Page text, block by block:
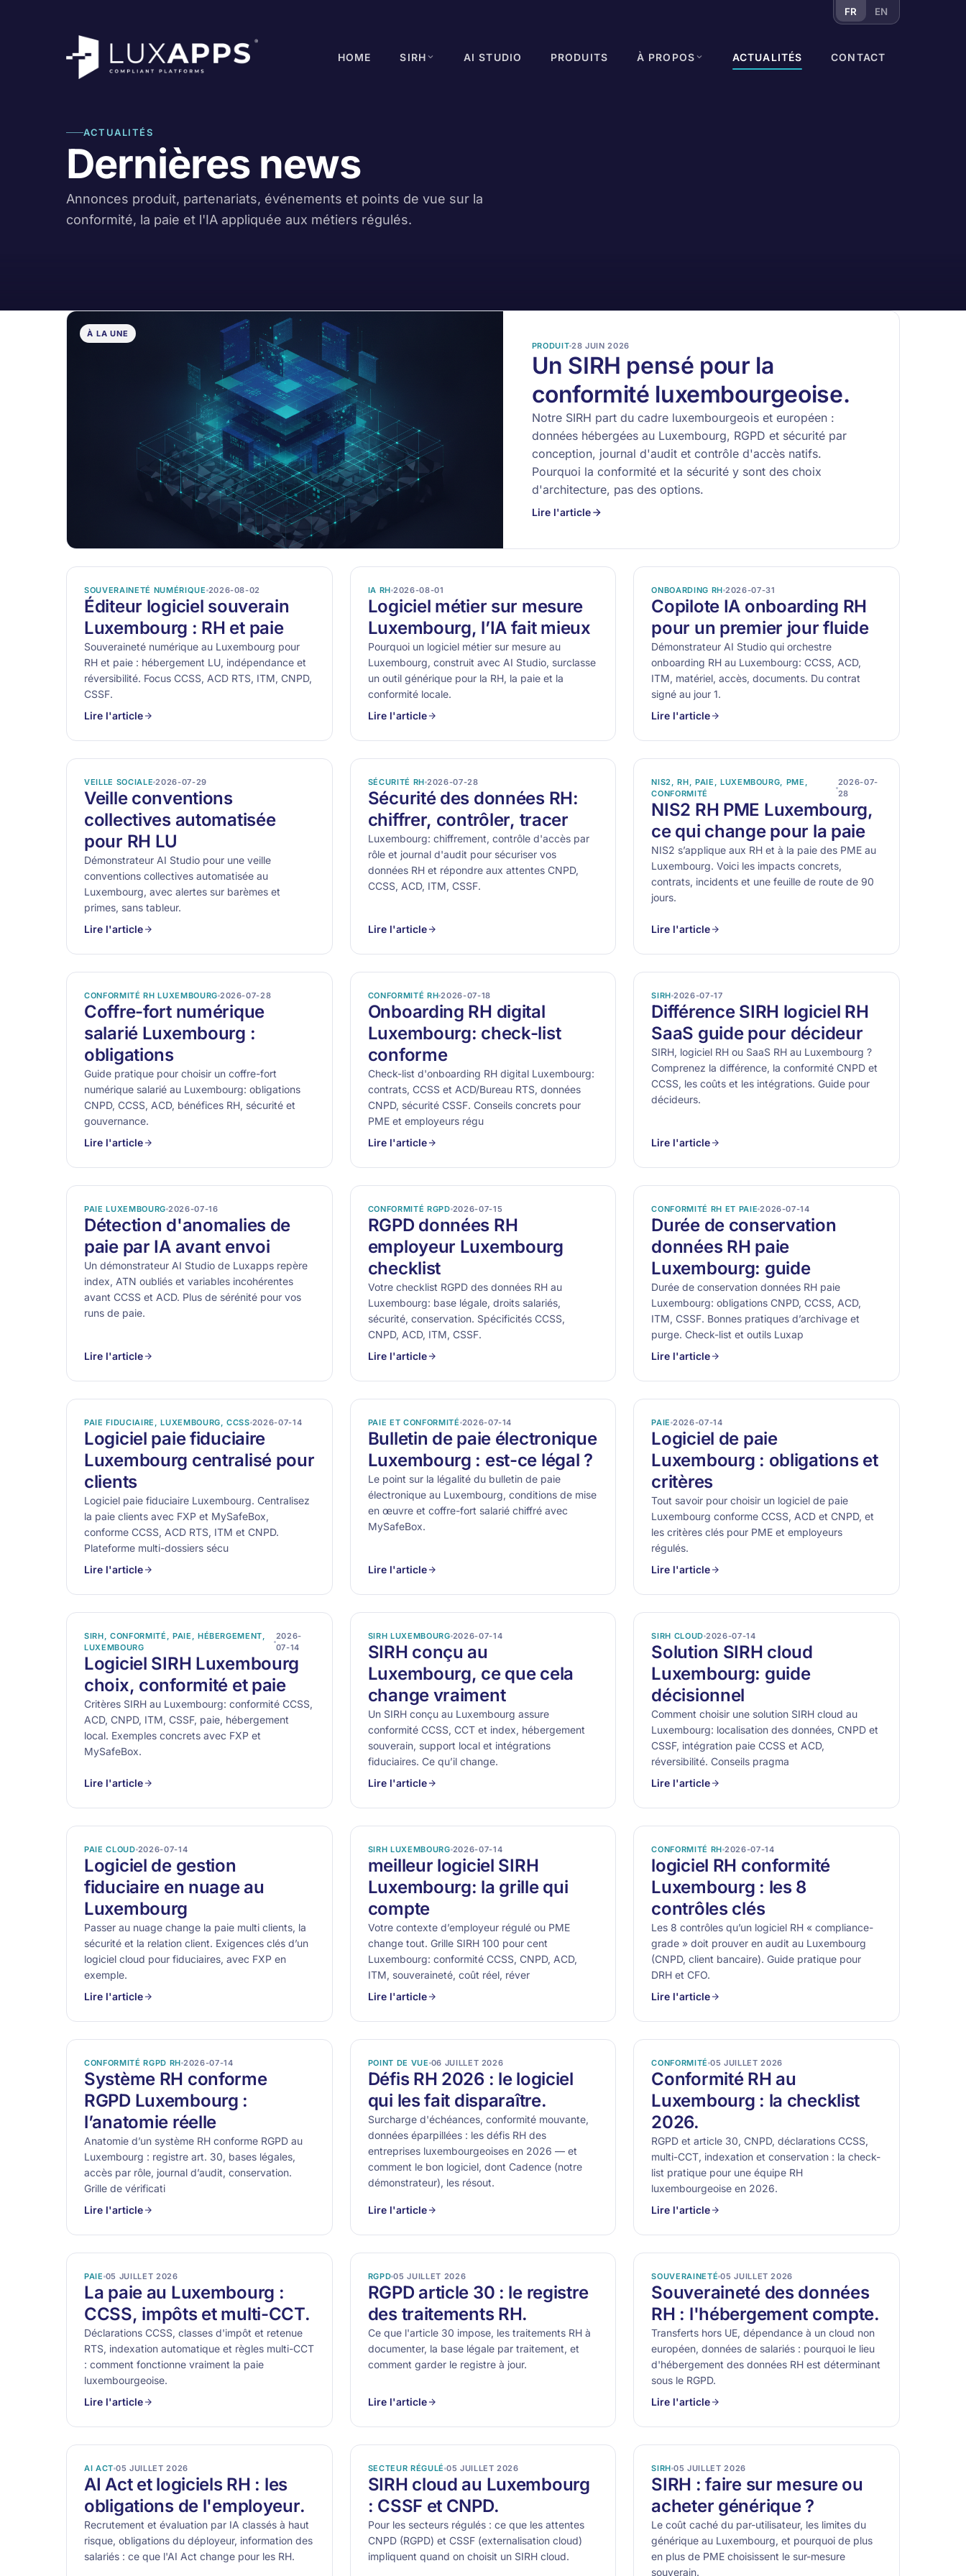
FR EN
HOME SIRH AI STUDIO PRODUITS À PROPOS ACTUALITÉS CONTACT
ACTUALITÉS
Dernières news
Annonces produit, partenariats, événements et points de vue sur la
conformité, la paie et l'IA appliquée aux métiers régulés.
À LA UNE
PRODUIT 28 JUIN 2026
Un SIRH pensé pour la
conformité luxembourgeoise.
Notre SIRH part du cadre luxembourgeois et européen :
données hébergées au Luxembourg, RGPD et sécurité par
conception, journal d'audit et contrôle d'accès natifs.
Pourquoi la conformité et la sécurité y sont des choix
d'architecture, pas des options.
Lire l'article
SOUVERAINETÉ NUMÉRIQUE 2026-08-02
Éditeur logiciel souverain
Luxembourg : RH et paie
Souveraineté numérique au Luxembourg pour
RH et paie : hébergement LU, indépendance et
réversibilité. Focus CCSS, ACD RTS, ITM, CNPD,
CSSF.
Lire l'article
IA RH 2026-08-01
Logiciel métier sur mesure
Luxembourg, l’IA fait mieux
Pourquoi un logiciel métier sur mesure au
Luxembourg, construit avec AI Studio, surclasse
un outil générique pour la RH, la paie et la
conformité locale.
Lire l'article
ONBOARDING RH 2026-07-31
Copilote IA onboarding RH
pour un premier jour fluide
Démonstrateur AI Studio qui orchestre
onboarding RH au Luxembourg: CCSS, ACD,
ITM, matériel, accès, documents. Du contrat
signé au jour 1.
Lire l'article
VEILLE SOCIALE 2026-07-29
Veille conventions
collectives automatisée
pour RH LU
Démonstrateur AI Studio pour une veille
conventions collectives automatisée au
Luxembourg, avec alertes sur barèmes et
primes, sans tableur.
Lire l'article
SÉCURITÉ RH 2026-07-28
Sécurité des données RH:
chiffrer, contrôler, tracer
Luxembourg: chiffrement, contrôle d'accès par
rôle et journal d'audit pour sécuriser vos
données RH et répondre aux attentes CNPD,
CCSS, ACD, ITM, CSSF.
Lire l'article
NIS2, RH, PAIE, LUXEMBOURG, PME,
CONFORMITÉ
2026-07-
28
NIS2 RH PME Luxembourg,
ce qui change pour la paie
NIS2 s’applique aux RH et à la paie des PME au
Luxembourg. Voici les impacts concrets,
contrats, incidents et une feuille de route de 90
jours.
Lire l'article
CONFORMITÉ RH LUXEMBOURG 2026-07-28
Coffre-fort numérique
salarié Luxembourg :
obligations
Guide pratique pour choisir un coffre-fort
numérique salarié au Luxembourg: obligations
CNPD, CCSS, ACD, bénéfices RH, sécurité et
gouvernance.
Lire l'article
CONFORMITÉ RH 2026-07-18
Onboarding RH digital
Luxembourg: check-list
conforme
Check-list d'onboarding RH digital Luxembourg:
contrats, CCSS et ACD/Bureau RTS, données
CNPD, sécurité CSSF. Conseils concrets pour
PME et employeurs régu
Lire l'article
SIRH 2026-07-17
Différence SIRH logiciel RH
SaaS guide pour décideur
SIRH, logiciel RH ou SaaS RH au Luxembourg ?
Comprenez la différence, la conformité CNPD et
CCSS, les coûts et les intégrations. Guide pour
décideurs.
Lire l'article
PAIE LUXEMBOURG 2026-07-16
Détection d'anomalies de
paie par IA avant envoi
Un démonstrateur AI Studio de Luxapps repère
index, ATN oubliés et variables incohérentes
avant CCSS et ACD. Plus de sérénité pour vos
runs de paie.
Lire l'article
CONFORMITÉ RGPD 2026-07-15
RGPD données RH
employeur Luxembourg
checklist
Votre checklist RGPD des données RH au
Luxembourg: base légale, droits salariés,
sécurité, conservation. Spécificités CCSS,
CNPD, ACD, ITM, CSSF.
Lire l'article
CONFORMITÉ RH ET PAIE 2026-07-14
Durée de conservation
données RH paie
Luxembourg: guide
Durée de conservation données RH paie
Luxembourg: obligations CNPD, CCSS, ACD,
ITM, CSSF. Bonnes pratiques d’archivage et
purge. Check-list et outils Luxap
Lire l'article
PAIE FIDUCIAIRE, LUXEMBOURG, CCSS 2026-07-14
Logiciel paie fiduciaire
Luxembourg centralisé pour
clients
Logiciel paie fiduciaire Luxembourg. Centralisez
la paie clients avec FXP et MySafeBox,
conforme CCSS, ACD RTS, ITM et CNPD.
Plateforme multi-dossiers sécu
Lire l'article
PAIE ET CONFORMITÉ 2026-07-14
Bulletin de paie électronique
Luxembourg : est-ce légal ?
Le point sur la légalité du bulletin de paie
électronique au Luxembourg, conditions de mise
en œuvre et coffre-fort salarié chiffré avec
MySafeBox.
Lire l'article
PAIE 2026-07-14
Logiciel de paie
Luxembourg : obligations et
critères
Tout savoir pour choisir un logiciel de paie
Luxembourg conforme CCSS, ACD et CNPD, et
les critères clés pour PME et employeurs
régulés.
Lire l'article
SIRH, CONFORMITÉ, PAIE, HÉBERGEMENT,
LUXEMBOURG
2026-
07-14
Logiciel SIRH Luxembourg
choix, conformité et paie
Critères SIRH au Luxembourg: conformité CCSS,
ACD, CNPD, ITM, CSSF, paie, hébergement
local. Exemples concrets avec FXP et
MySafeBox.
Lire l'article
SIRH LUXEMBOURG 2026-07-14
SIRH conçu au
Luxembourg, ce que cela
change vraiment
Un SIRH conçu au Luxembourg assure
conformité CCSS, CCT et index, hébergement
souverain, support local et intégrations
fiduciaires. Ce qu’il change.
Lire l'article
SIRH CLOUD 2026-07-14
Solution SIRH cloud
Luxembourg: guide
décisionnel
Comment choisir une solution SIRH cloud au
Luxembourg: localisation des données, CNPD et
CSSF, intégration paie CCSS et ACD,
réversibilité. Conseils pragma
Lire l'article
PAIE CLOUD 2026-07-14
Logiciel de gestion
fiduciaire en nuage au
Luxembourg
Passer au nuage change la paie multi clients, la
sécurité et la relation client. Exigences clés d’un
logiciel cloud pour fiduciaires, avec FXP en
exemple.
Lire l'article
SIRH LUXEMBOURG 2026-07-14
meilleur logiciel SIRH
Luxembourg: la grille qui
compte
Votre contexte d’employeur régulé ou PME
change tout. Grille SIRH 100 pour cent
Luxembourg: conformité CCSS, CNPD, ACD,
ITM, souveraineté, coût réel, réver
Lire l'article
CONFORMITÉ RH 2026-07-14
logiciel RH conformité
Luxembourg : les 8
contrôles clés
Les 8 contrôles qu’un logiciel RH « compliance-
grade » doit prouver en audit au Luxembourg
(CNPD, client bancaire). Guide pratique pour
DRH et CFO.
Lire l'article
CONFORMITÉ RGPD RH 2026-07-14
Système RH conforme
RGPD Luxembourg :
l’anatomie réelle
Anatomie d’un système RH conforme RGPD au
Luxembourg : registre art. 30, bases légales,
accès par rôle, journal d’audit, conservation.
Grille de vérificati
Lire l'article
POINT DE VUE 06 JUILLET 2026
Défis RH 2026 : le logiciel
qui les fait disparaître.
Surcharge d'échéances, conformité mouvante,
données éparpillées : les défis RH des
entreprises luxembourgeoises en 2026 — et
comment le bon logiciel, dont Cadence (notre
démonstrateur), les résout.
Lire l'article
CONFORMITÉ 05 JUILLET 2026
Conformité RH au
Luxembourg : la checklist
2026.
RGPD et article 30, CNPD, déclarations CCSS,
multi-CCT, indexation et conservation : la check-
list pratique pour une équipe RH
luxembourgeoise en 2026.
Lire l'article
PAIE 05 JUILLET 2026
La paie au Luxembourg :
CCSS, impôts et multi-CCT.
Déclarations CCSS, classes d'impôt et retenue
RTS, indexation automatique et règles multi-CCT
: comment fonctionne vraiment la paie
luxembourgeoise.
Lire l'article
RGPD 05 JUILLET 2026
RGPD article 30 : le registre
des traitements RH.
Ce que l'article 30 impose, les traitements RH à
documenter, la base légale par traitement, et
comment garder le registre à jour.
Lire l'article
SOUVERAINETÉ 05 JUILLET 2026
Souveraineté des données
RH : l'hébergement compte.
Transferts hors UE, dépendance à un cloud non
européen, données de salariés : pourquoi le lieu
d'hébergement des données RH est déterminant
sous le RGPD.
Lire l'article
AI ACT 05 JUILLET 2026
AI Act et logiciels RH : les
obligations de l'employeur.
Recrutement et évaluation par IA classés à haut
risque, obligations du déployeur, information des
salariés : ce que l'AI Act change pour les RH.
SECTEUR RÉGULÉ 05 JUILLET 2026
SIRH cloud au Luxembourg
: CSSF et CNPD.
Pour les secteurs régulés : ce que les attentes
CNPD (RGPD) et CSSF (externalisation cloud)
impliquent quand on choisit un SIRH cloud.
SIRH 05 JUILLET 2026
SIRH : faire sur mesure ou
acheter générique ?
Le coût caché du par-utilisateur, les limites du
générique au Luxembourg, et pourquoi de plus
en plus de PME choisissent le sur-mesure
souverain.